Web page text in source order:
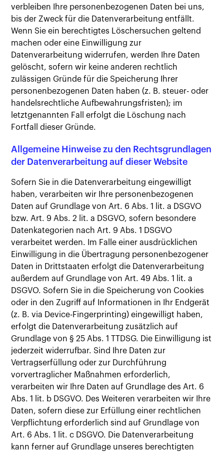
verbleiben Ihre personenbezogenen Daten bei uns,
bis der Zweck für die Datenverarbeitung entfällt.
Wenn Sie ein berechtigtes Löschersuchen geltend
machen oder eine Einwilligung zur
Datenverarbeitung widerrufen, werden Ihre Daten
gelöscht, sofern wir keine anderen rechtlich
zulässigen Gründe für die Speicherung Ihrer
personenbezogenen Daten haben (z. B. steuer- oder
handelsrechtliche Aufbewahrungsfristen); im
letztgenannten Fall erfolgt die Löschung nach
Fortfall dieser Gründe.
Allgemeine Hinweise zu den Rechtsgrundlagen
der Datenverarbeitung auf dieser Website
Sofern Sie in die Datenverarbeitung eingewilligt
haben, verarbeiten wir Ihre personenbezogenen
Daten auf Grundlage von Art. 6 Abs. 1 lit. a DSGVO
bzw. Art. 9 Abs. 2 lit. a DSGVO, sofern besondere
Datenkategorien nach Art. 9 Abs. 1 DSGVO
verarbeitet werden. Im Falle einer ausdrücklichen
Einwilligung in die Übertragung personenbezogener
Daten in Drittstaaten erfolgt die Datenverarbeitung
außerdem auf Grundlage von Art. 49 Abs. 1 lit. a
DSGVO. Sofern Sie in die Speicherung von Cookies
oder in den Zugriff auf Informationen in Ihr Endgerät
(z. B. via Device-Fingerprinting) eingewilligt haben,
erfolgt die Datenverarbeitung zusätzlich auf
Grundlage von § 25 Abs. 1 TTDSG. Die Einwilligung ist
jederzeit widerrufbar. Sind Ihre Daten zur
Vertragserfüllung oder zur Durchführung
vorvertraglicher Maßnahmen erforderlich,
verarbeiten wir Ihre Daten auf Grundlage des Art. 6
Abs. 1 lit. b DSGVO. Des Weiteren verarbeiten wir Ihre
Daten, sofern diese zur Erfüllung einer rechtlichen
Verpflichtung erforderlich sind auf Grundlage von
Art. 6 Abs. 1 lit. c DSGVO. Die Datenverarbeitung
kann ferner auf Grundlage unseres berechtigten